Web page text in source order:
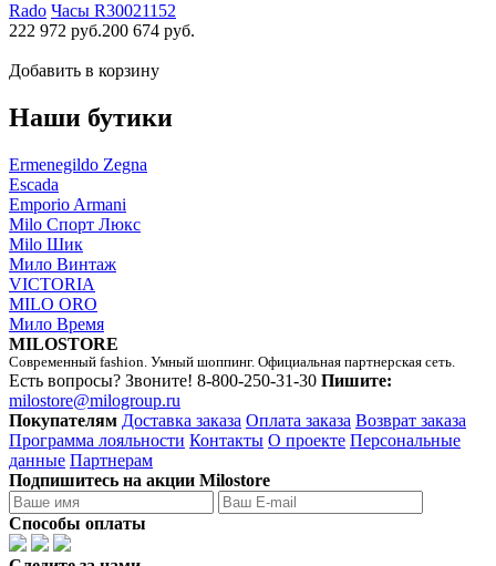
Rado Часы R30021152
222 972 руб.200 674 руб.
Добавить в корзину
Наши бутики
Ermenegildo Zegna
Escada
Emporio Armani
Milo Спорт Люкс
Milo Шик
Мило Винтаж
VICTORIA
MILO ORO
Мило Время
MILOSTORE
Современный fashion. Умный шоппинг. Официальная партнерская сеть.
Есть вопросы? Звоните! 8-800-250-31-30 Пишите:
milostore@milogroup.ru
Покупателям Доставка заказа Оплата заказа Возврат заказа
Программа лояльности Контакты О проекте Персональные
данные Партнерам
Подпишитесь на акции Milostore
Способы оплаты